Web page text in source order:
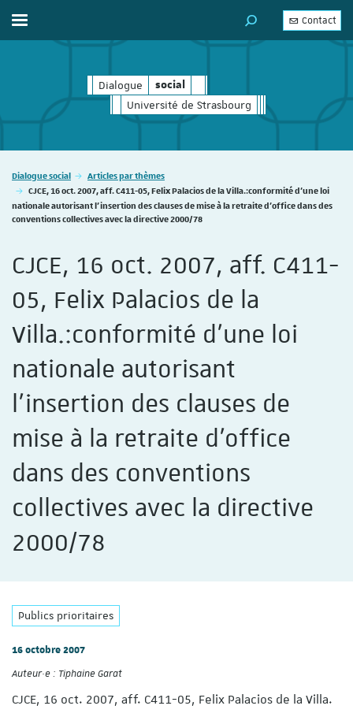
Dialogue social
social
Université de Strasbourg
Afficher / masquer le menu MOTEUR DE
Contact
Vous êtes ici :
Dialogue social
Articles par thèmes
CJCE, 16 oct. 2007, aff. C411-05, Felix Palacios de la Villa.:conformité d'une loi
nationale autorisant l'insertion des clauses de mise à la retraite d'office dans des
conventions collectives avec la directive 2000/78
CJCE, 16 oct. 2007, aff. C411-
05, Felix Palacios de la
Villa.:conformité d'une loi
nationale autorisant
l'insertion des clauses de
mise à la retraite d'office
dans des conventions
collectives avec la directive
2000/78
Publics prioritaires
16 octobre 2007
Auteur·e : Tiphaine Garat
CJCE, 16 oct. 2007, aff. C411-05, Felix Palacios de la Villa.